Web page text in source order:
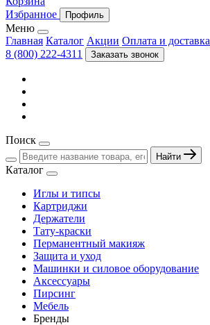
Избранное
Профиль
Меню
Главная Каталог Акции Оплата и доставка
8 (800) 222-4311
Заказать звонок
Поиск
Найти
Каталог
Иглы и типсы
Картриджи
Держатели
Тату-краски
Перманентный макияж
Защита и уход
Машинки и силовое оборудование
Аксессуары
Пирсинг
Мебель
Бренды